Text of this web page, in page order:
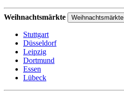
Weihnachtsmärkte Weihnachtsmärkte
Stuttgart
Düsseldorf
Leipzig
Dortmund
Essen
Lübeck